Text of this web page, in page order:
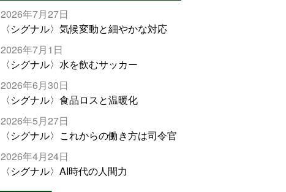
2026年7月27日
〈シグナル〉気候変動と細やかな対応
2026年7月1日
〈シグナル〉水を飲むサッカー
2026年6月30日
〈シグナル〉食品ロスと温暖化
2026年5月27日
〈シグナル〉これからの働き方は司令官
2026年4月24日
〈シグナル〉AI時代の人間力